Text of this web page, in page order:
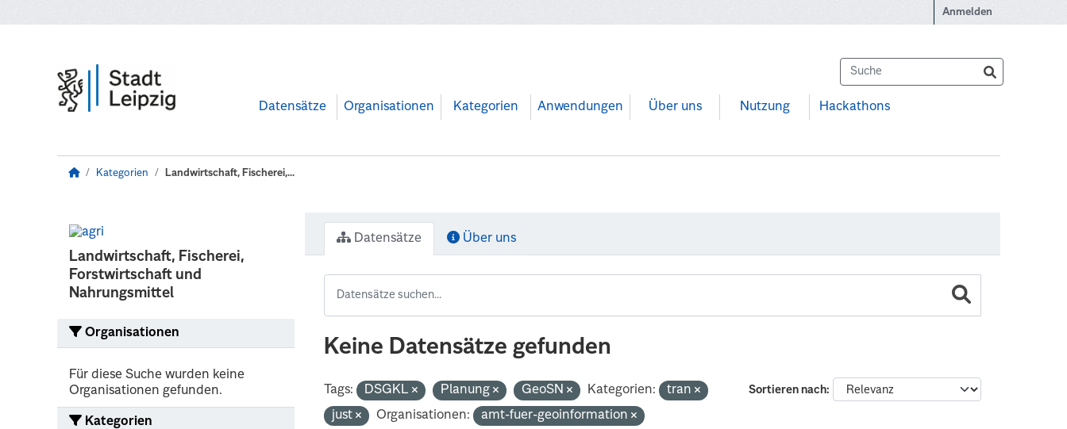
Anmelden
Datensätze Organisationen Kategorien Anwendungen Über uns Nutzung Hackathons
Kategorien Landwirtschaft, Fischerei,...
Landwirtschaft, Fischerei,
Forstwirtschaft und
Nahrungsmittel
Organisationen
Für diese Suche wurden keine
Organisationen gefunden.
Kategorien
Datensätze Über uns
Keine Datensätze gefunden
Sortieren nach
Tags: DSGKL Planung GeoSN Kategorien:
tran
just
Organisationen: amt-fuer-geoinformation